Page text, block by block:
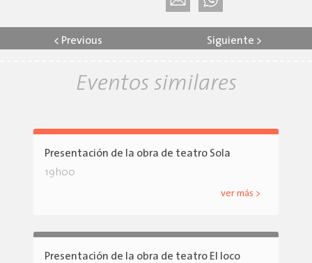
< Previous Siguiente >
Eventos similares
Presentación de la obra de teatro Sola
19h00
ver más >
Presentación de la obra de teatro El loco